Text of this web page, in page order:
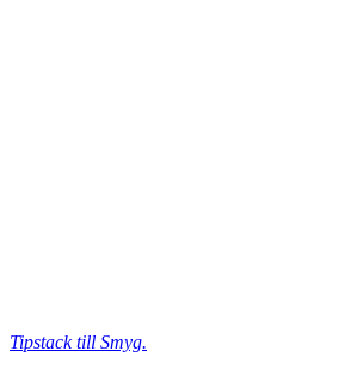
Tipstack till Smyg.